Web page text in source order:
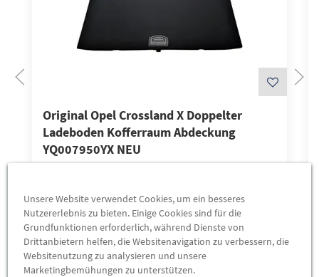
Original Opel Crossland X Doppelter
Ladeboden Kofferraum Abdeckung
YQ007950YX NEU
ZUM PRODUKT
Unsere Website verwendet Cookies, um ein besseres
Nutzererlebnis zu bieten. Einige Cookies sind für die
Grundfunktionen erforderlich, während Dienste von
Drittanbietern helfen, die Websitenavigation zu verbessern, die
Websitenutzung zu analysieren und unsere
Marketingbemühungen zu unterstützen.